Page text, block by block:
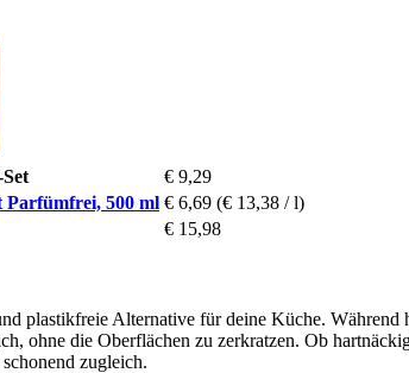
€ 9,29
Parfümfrei, 500 ml € 6,69 (€ 13,38 / l)
€ 15,98
plastikfreie Alternative für deine Küche.
ohne die Oberflächen zu zerkratzen. Ob
zugleich.